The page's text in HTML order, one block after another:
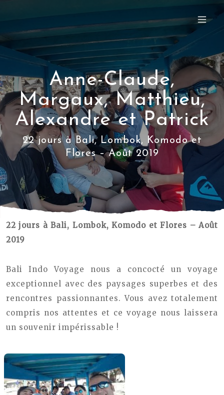
Anne-Claude,
Margaux, Matthieu,
Alexandre et Patrick
22 jours à Bali, Lombok, Komodo et
Flores – Août 2019
22 jours à Bali, Lombok, Komodo et Flores – Août
2019
Bali Indo Voyage nous a concocté un voyage
exceptionnel avec des paysages superbes et des
rencontres passionnantes. Vous avez totalement
compris nos attentes et ce voyage nous laissera
un souvenir impérissable !